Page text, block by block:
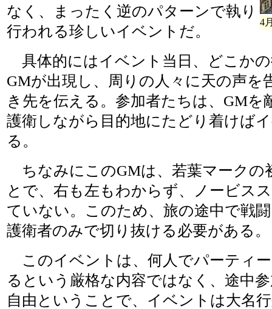
4
なく、まったく逆のパターンで執り
行われる珍しいイベントだ。
具体的にはイベント当日、どこか
GMが出現し、周りの人々に天の声を
き先を伝える。参加者たちは、GMを
護衛しながら目的地にたどり着けば
る。
ちなみにこのGMは、若葉マークの
とで、右も左もわからず、ノービス
ていない。このため、旅の途中で戦
護衛者のみで切り抜ける必要がある。
このイベントは、何人でパーティ
るという厳格な内容ではなく、途中
自由ということで、イベントは大名